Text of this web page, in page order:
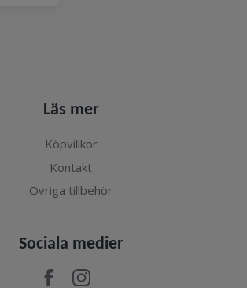
Läs mer
Köpvillkor
Kontakt
Övriga tillbehör
Sociala medier